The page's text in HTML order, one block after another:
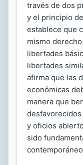
través de dos
y el principio
establece que
mismo
libertades
libertades
afirma que las
económicas
manera que
y oficios
sido